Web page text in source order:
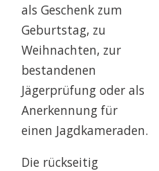
als Geschenk zum
Geburtstag, zu
Weihnachten, zur
bestandenen
Jägerprüfung oder als
Anerkennung für
einen Jagdkameraden.
Die rückseitig